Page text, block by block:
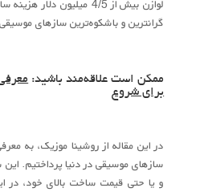
لوازن بیش از 4/5 میلیون
گرانترین و باشکوه‌ترین سازهای
ممکن است علاقه‌مند باشید:
برای شروع
سازهای موسیقی در دنیا پرداختیم. این
و یا حتی قیمت ساخت بالای خود، در